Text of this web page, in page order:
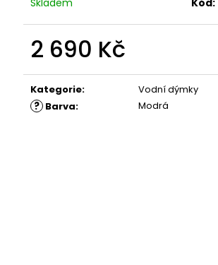
2 690 Kč
cena:
Kategorie: Vodní dýmky
? Barva: Modrá